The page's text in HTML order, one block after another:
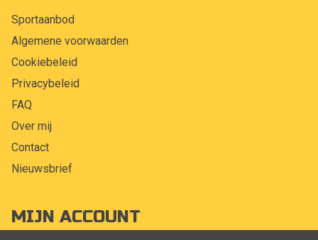
Sportaanbod
Algemene voorwaarden
Cookiebeleid
Privacybeleid
FAQ
Over mij
Contact
Nieuwsbrief
MIJN ACCOUNT